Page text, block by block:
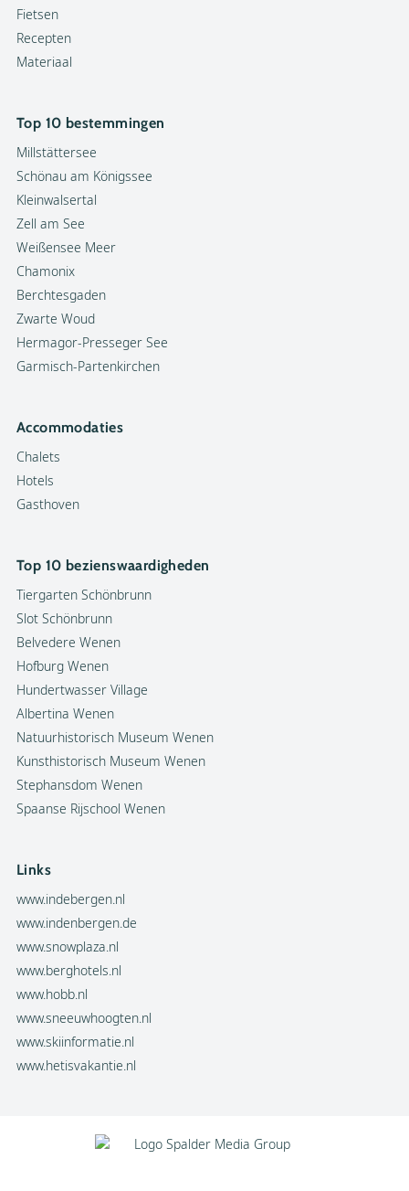
Fietsen
Recepten
Materiaal
Top 10 bestemmingen
Millstättersee
Schönau am Königssee
Kleinwalsertal
Zell am See
Weißensee Meer
Chamonix
Berchtesgaden
Zwarte Woud
Hermagor-Presseger See
Garmisch-Partenkirchen
Accommodaties
Chalets
Hotels
Gasthoven
Top 10 bezienswaardigheden
Tiergarten Schönbrunn
Slot Schönbrunn
Belvedere Wenen
Hofburg Wenen
Hundertwasser Village
Albertina Wenen
Natuurhistorisch Museum Wenen
Kunsthistorisch Museum Wenen
Stephansdom Wenen
Spaanse Rijschool Wenen
Links
www.indebergen.nl
www.indenbergen.de
www.snowplaza.nl
www.berghotels.nl
www.hobb.nl
www.sneeuwhoogten.nl
www.skiinformatie.nl
www.hetisvakantie.nl